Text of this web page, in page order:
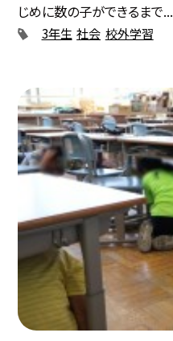
じめに数の子ができるまで...
3年生 社会 校外学習